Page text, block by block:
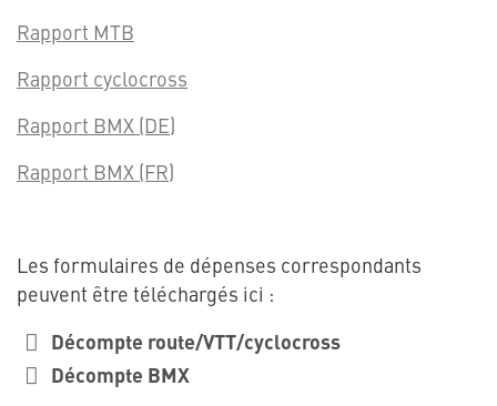
Rapport MTB
Rapport cyclocross
Rapport BMX (DE)
Rapport BMX (FR)
Les formulaires de dépenses correspondants
peuvent être téléchargés ici :
Décompte route/VTT/cyclocross
Décompte BMX